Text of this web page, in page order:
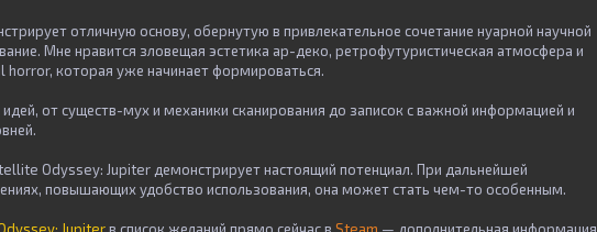
отличную основу, обернутую в привлекательное сочетание нуарной научной
Мне нравится зловещая эстетика ар-деко, ретрофутуристическая атмосфера и
horror, которая уже начинает формироваться.
от существ-мух и механики сканирования до записок с важной информацией и
Odyssey: Jupiter демонстрирует настоящий потенциал. При дальнейшей
повышающих удобство использования, она может стать чем-то особенным.